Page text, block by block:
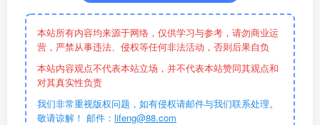
本站所有内容均来源于网络，仅供学习与参考，请勿商业运
营，严禁从事违法、侵权等任何非法活动，否则后果自负
本站内容观点不代表本站立场，并不代表本站赞同其观点和
对其真实性负责
我们非常重视版权问题，如有侵权请邮件与我们联系处理。
敬请谅解！ 邮件： lifeng@88.com